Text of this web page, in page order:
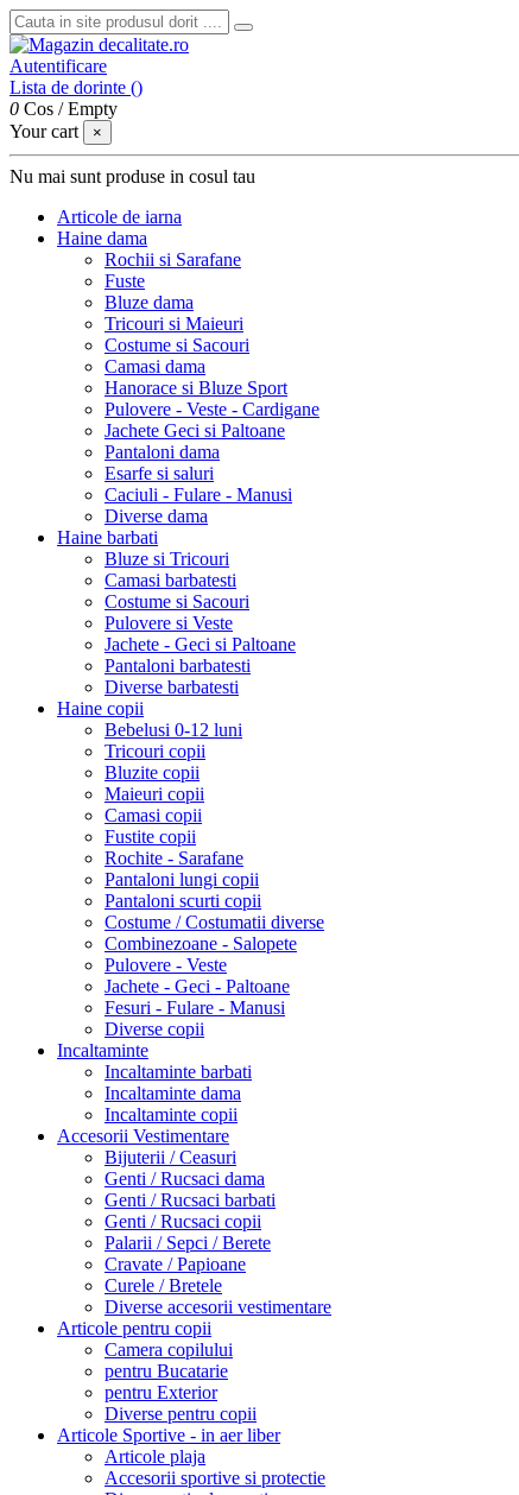
Autentificare
Lista de dorinte ()
0 Cos /Empty
Your cart
×
Nu mai sunt produse in cosul tau
Articole de iarna
Haine dama
Rochii si Sarafane
Fuste
Bluze dama
Tricouri si Maieuri
Costume si Sacouri
Camasi dama
Hanorace si Bluze Sport
Pulovere - Veste - Cardigane
Jachete Geci si Paltoane
Pantaloni dama
Esarfe si saluri
Caciuli - Fulare - Manusi
Diverse dama
Haine barbati
Bluze si Tricouri
Camasi barbatesti
Costume si Sacouri
Pulovere si Veste
Jachete - Geci si Paltoane
Pantaloni barbatesti
Diverse barbatesti
Haine copii
Bebelusi 0-12 luni
Tricouri copii
Bluzite copii
Maieuri copii
Camasi copii
Fustite copii
Rochite - Sarafane
Pantaloni lungi copii
Pantaloni scurti copii
Costume / Costumatii diverse
Combinezoane - Salopete
Pulovere - Veste
Jachete - Geci - Paltoane
Fesuri - Fulare - Manusi
Diverse copii
Incaltaminte
Incaltaminte barbati
Incaltaminte dama
Incaltaminte copii
Accesorii Vestimentare
Bijuterii / Ceasuri
Genti / Rucsaci dama
Genti / Rucsaci barbati
Genti / Rucsaci copii
Palarii / Sepci / Berete
Cravate / Papioane
Curele / Bretele
Diverse accesorii vestimentare
Articole pentru copii
Camera copilului
pentru Bucatarie
pentru Exterior
Diverse pentru copii
Articole Sportive - in aer liber
Articole plaja
Accesorii sportive si protectie